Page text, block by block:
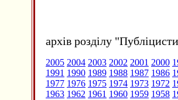
архів розділу
2005 2004 2003 2002 2001 2000
1991 1990 1989 1988 1987 1986
1977 1976 1975 1974 1973 1972
1963 1962 1961 1960 1959 1958